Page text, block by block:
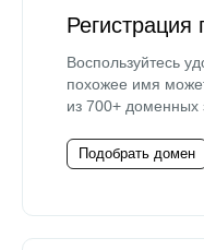
Воспользуйтесь
похожее имя
из 700+ доменных
Подобрать домен